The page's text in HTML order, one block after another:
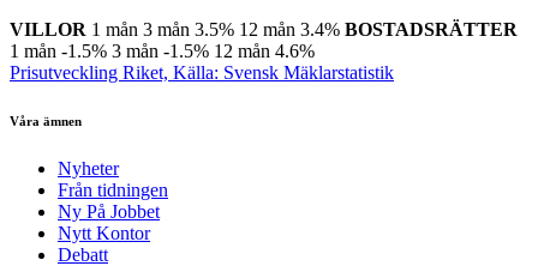
VILLOR 1 mån 3 mån 3.5% 12 mån 3.4% BOSTADSRÄTTER
1 mån -1.5% 3 mån -1.5% 12 mån 4.6%
Prisutveckling Riket, Källa: Svensk Mäklarstatistik
Våra ämnen
Nyheter
Från tidningen
Ny På Jobbet
Nytt Kontor
Debatt